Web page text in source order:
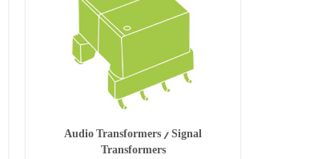
Audio Transformers / Signal
Transformers